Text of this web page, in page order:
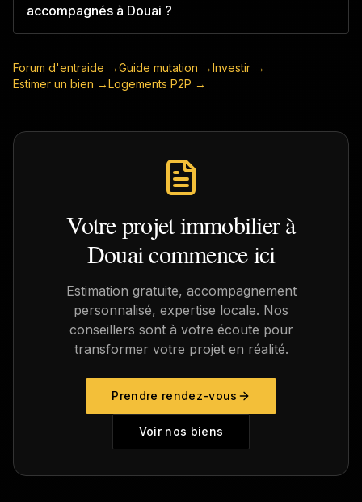
accompagnés à Douai ?
Forum d'entraide →Guide mutation →Investir →
Estimer un bien →Logements P2P →
Votre projet immobilier à
Douaicommence ici
Estimation gratuite, accompagnement
personnalisé, expertise locale. Nos
conseillers sont à votre écoute pour
transformer votre projet en réalité.
Prendre rendez-vous
Voir nos biens